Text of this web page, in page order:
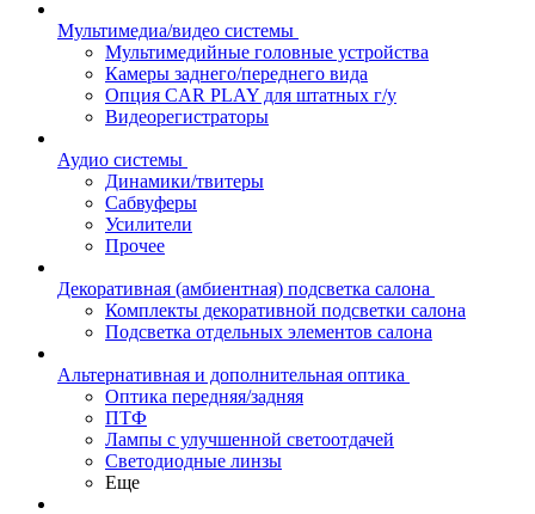
Мультимедиа/видео системы
Мультимедийные головные устройства
Камеры заднего/переднего вида
Опция CAR PLAY для штатных г/у
Видеорегистраторы
Аудио системы
Динамики/твитеры
Сабвуферы
Усилители
Прочее
Декоративная (амбиентная) подсветка салона
Комплекты декоративной подсветки салона
Подсветка отдельных элементов салона
Альтернативная и дополнительная оптика
Оптика передняя/задняя
ПТФ
Лампы с улучшенной светоотдачей
Светодиодные линзы
Еще